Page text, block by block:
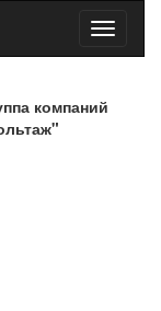
Toggle
компаний